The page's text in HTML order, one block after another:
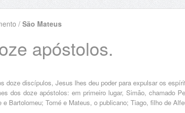
/ São Mateus
apóstolos.
doze discípulos, Jesus lhes deu poder para expulsar os
dos doze apóstolos: em primeiro lugar, Simão, chamado
e Bartolomeu; Tomé e Mateus, o publicano; Tiago, filho de